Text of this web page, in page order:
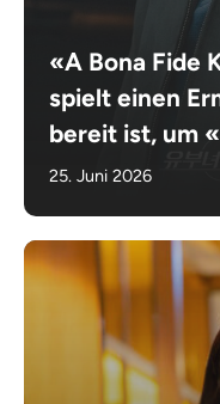
«A Bona Fide
spielt einen
bereit ist, um
25. Juni 2026